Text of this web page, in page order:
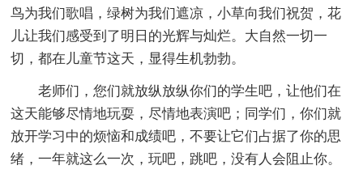
鸟为我们歌唱，绿树为我们遮凉，小草向我们祝贺，花
儿让我们感受到了明日的光辉与灿烂。大自然一切一
切，都在儿童节这天，显得生机勃勃。
老师们，您们就放纵放纵你们的学生吧，让他们在
这天能够尽情地玩耍，尽情地表演吧；同学们，你们就
放开学习中的烦恼和成绩吧，不要让它们占据了你的思
绪，一年就这么一次，玩吧，跳吧，没有人会阻止你。